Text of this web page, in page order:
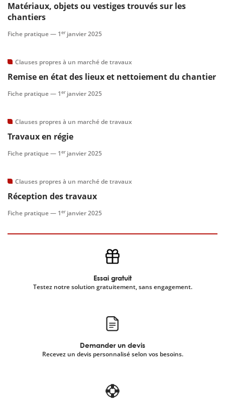
Matériaux, objets ou vestiges trouvés sur les
chantiers
Fiche pratique — 1er janvier 2025
Clauses propres à un marché de travaux
Remise en état des lieux et nettoiement du chantier
Fiche pratique — 1er janvier 2025
Clauses propres à un marché de travaux
Travaux en régie
Fiche pratique — 1er janvier 2025
Clauses propres à un marché de travaux
Réception des travaux
Fiche pratique — 1er janvier 2025
Essai gratuit
Testez notre solution gratuitement, sans engagement.
Demander un devis
Recevez un devis personnalisé selon vos besoins.